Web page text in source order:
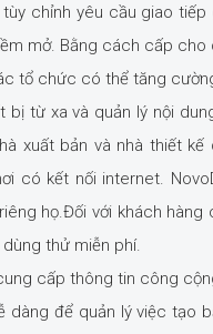
chỉnh yêu cầu giao tiếp
mở. Bằng cách cấp
tổ chức có thể tăng
bị từ xa và quản lý nội
xuất bản và nhà thiết
có kết nối internet.
họ.Đối với khách
thử miễn phí.
cấp thông tin công
dàng để quản lý việc tạo